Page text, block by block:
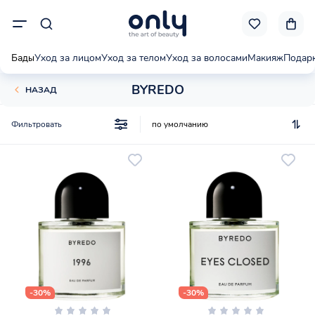
БадыУход за лицомУход за теломУход за волосамиМакияж
НАЗАД BYREDO
Фильтровать
-30% -30%